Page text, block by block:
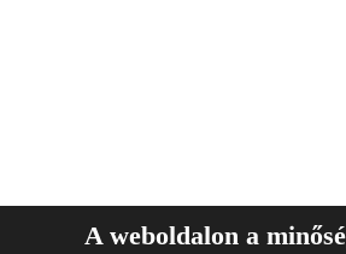
A weboldalon a